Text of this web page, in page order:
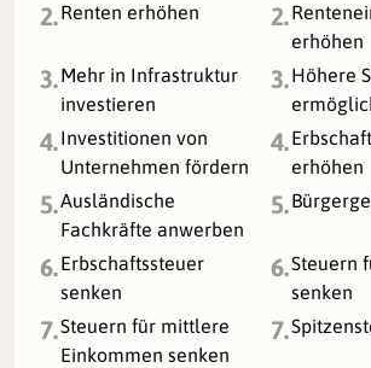
2.Renten erhöhen 2.
erhöhen
3.Mehr in Infrastruktur
investieren
3.Höhere
4.Investitionen von
Unternehmen fördern
4.
erhöhen
5.Ausländische
Fachkräfte anwerben
5.
6.Erbschaftssteuer
senken
6.Steuern
senken
7.Steuern für mittlere
Einkommen senken
7.